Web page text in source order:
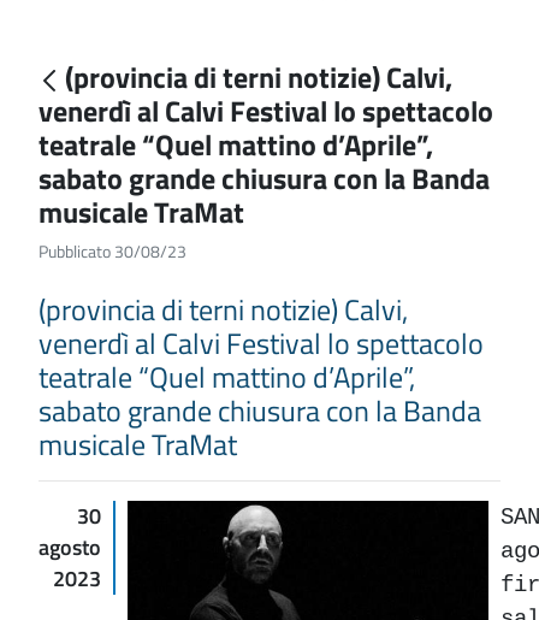
(provincia di terni notizie) Calvi,
venerdì al Calvi Festival lo spettacolo
teatrale “Quel mattino d’Aprile”,
sabato grande chiusura con la Banda
musicale TraMat
Pubblicato 30/08/23
(provincia di terni notizie) Calvi,
venerdì al Calvi Festival lo spettacolo
teatrale “Quel mattino d’Aprile”,
sabato grande chiusura con la Banda
musicale TraMat
30
agosto
2023